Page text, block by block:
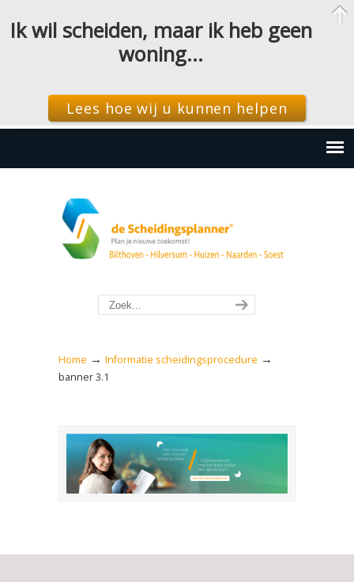
Home → Informatie scheidingsprocedure →
banner 3.1
Ik wil scheiden, maar ik heb geen
woning…
Lees hoe wij u kunnen helpen